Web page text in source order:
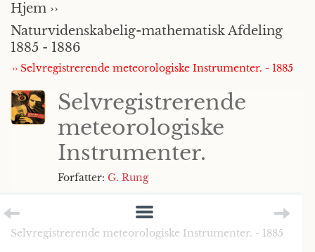
Hjem ››
Naturvidenskabelig-mathematisk Afdeling
1885 - 1886
›› Selvregistrerende meteorologiske Instrumenter. - 1885
Selvregistrerende
meteorologiske
Instrumenter.
Forfatter: G. Rung
Selvregistrerende meteorologiske Instrumenter. - 1885